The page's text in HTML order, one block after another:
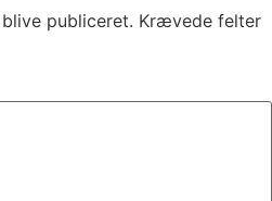
publiceret. Krævede felter